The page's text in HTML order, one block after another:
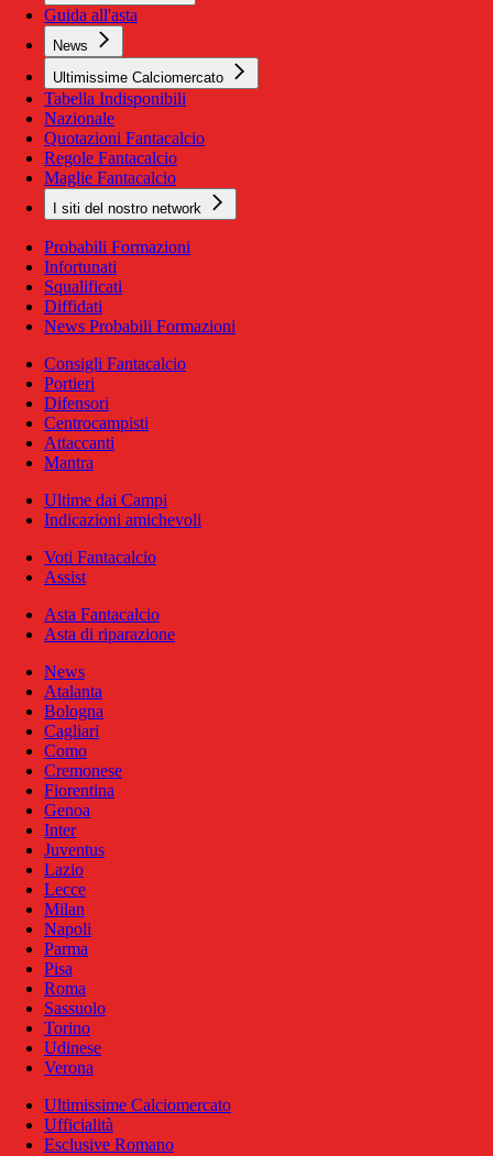
Guida all'asta
News
Ultimissime Calciomercato
Tabella Indisponibili
Nazionale
Quotazioni Fantacalcio
Regole Fantacalcio
Maglie Fantacalcio
I siti del nostro network
Probabili Formazioni
Infortunati
Squalificati
Diffidati
News Probabili Formazioni
Consigli Fantacalcio
Portieri
Difensori
Centrocampisti
Attaccanti
Mantra
Ultime dai Campi
Indicazioni amichevoli
Voti Fantacalcio
Assist
Asta Fantacalcio
Asta di riparazione
News
Atalanta
Bologna
Cagliari
Como
Cremonese
Fiorentina
Genoa
Inter
Juventus
Lazio
Lecce
Milan
Napoli
Parma
Pisa
Roma
Sassuolo
Torino
Udinese
Verona
Ultimissime Calciomercato
Ufficialità
Esclusive Romano